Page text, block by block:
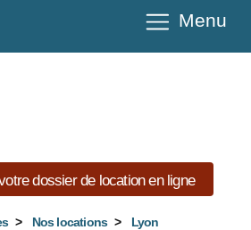
Menu
dossier de location en ligne
Nos locations
Lyon